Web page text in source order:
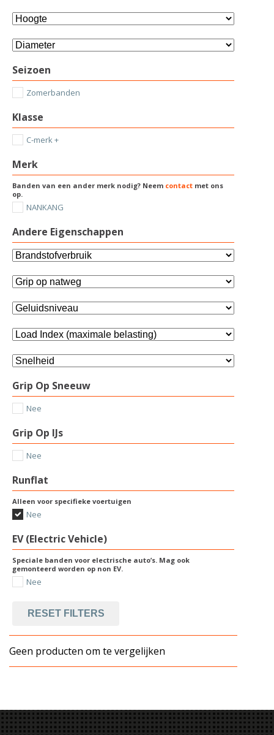
Seizoen
Zomerbanden
Klasse
C-merk +
Merk
Banden van een ander merk nodig? Neem contact met ons
op.
NANKANG
Andere Eigenschappen
Grip Op Sneeuw
Nee
Grip Op IJs
Nee
Runflat
Alleen voor specifieke voertuigen
Nee
EV (Electric Vehicle)
Speciale banden voor electrische auto’s. Mag ook
gemonteerd worden op non EV.
Nee
RESET FILTERS
Geen producten om te vergelijken